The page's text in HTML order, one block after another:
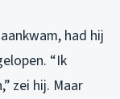
had hij
“Ik
zei hij. Maar